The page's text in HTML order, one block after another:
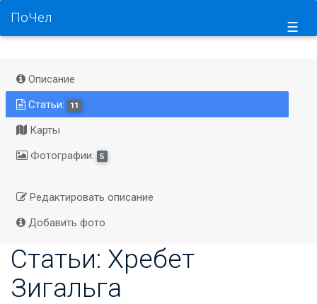
☰
ПоЧел
Описание
Статьи:
11
Карты
Фотографии:
5
Редактировать описание
Добавить фото
Статьи: Хребет
Зигальга